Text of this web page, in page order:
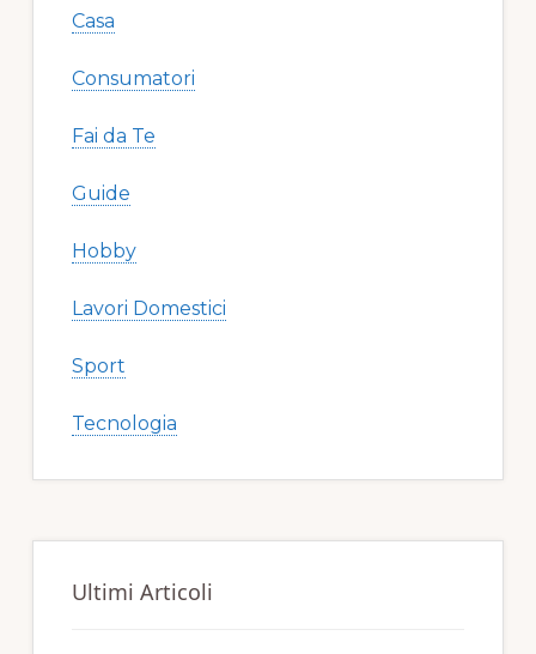
Casa
Consumatori
Fai da Te
Guide
Hobby
Lavori Domestici
Sport
Tecnologia
Ultimi Articoli